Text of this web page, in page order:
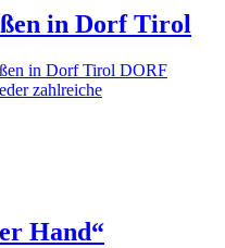
in Dorf Tirol
in Dorf Tirol DORF
zahlreiche
Hand“